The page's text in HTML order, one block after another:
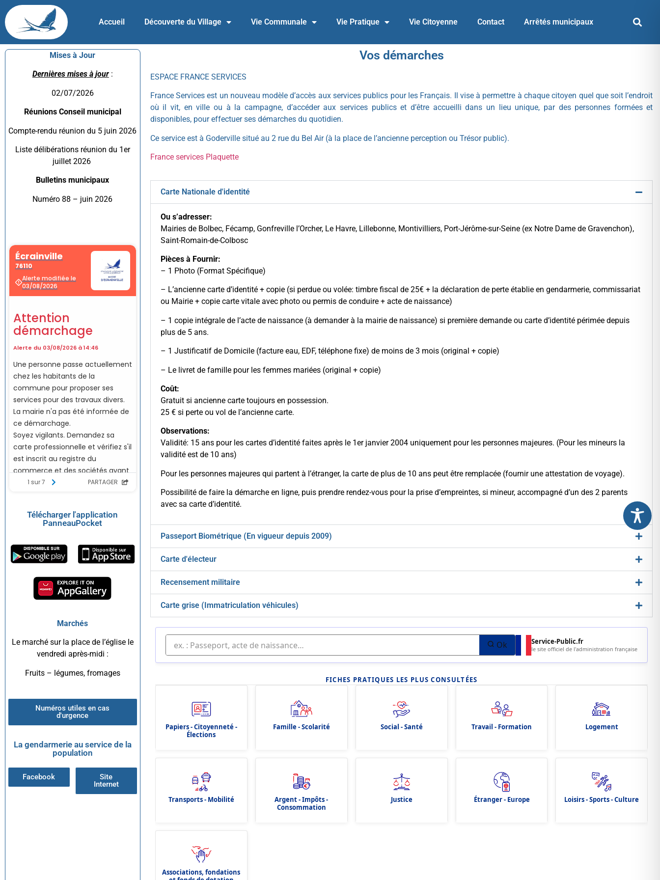
Accueil Découverte du Village Vie Communale Vie Pratique Vie Citoyenne Contact Arrêtés municipaux
Mises à Jour
Dernières mises à jour:
02/07/2026
Réunions Conseil municipal
Compte-rendu réunion du 5 juin 2026
Liste délibérations réunion du 1er
juillet 2026
Bulletins municipaux
Numéro 88 – juin 2026
Télécharger l'application
PanneauPocket
Marchés
Le marché sur la place de l’église le
vendredi après-midi :
Fruits – légumes, fromages
Numéros utiles en cas
d'urgence
La gendarmerie au service de la
population
Facebook
Site
Internet
Vos démarches
ESPACE FRANCE SERVICES
France Services est un nouveau modèle d’accès aux services publics pour les Français. Il vise à permettre à chaque citoyen quel que soit l’endroit
où il vit, en ville ou à la campagne, d’accéder aux services publics et d’être accueilli dans un lieu unique, par des personnes formées et
disponibles, pour effectuer ses démarches du quotidien.
Ce service est à Goderville situé au 2 rue du Bel Air (à la place de l’ancienne perception ou Trésor public).
France services Plaquette
Carte Nationale d'identité
Ou s’adresser:
Mairies de Bolbec, Fécamp, Gonfreville l’Orcher, Le Havre, Lillebonne, Montivilliers, Port-Jérôme-sur-Seine (ex Notre Dame de Gravenchon),
Saint-Romain-de-Colbosc
Pièces à Fournir:
– 1 Photo (Format Spécifique)
– L’ancienne carte d’identité + copie (si perdue ou volée: timbre fiscal de 25€ + la déclaration de perte établie en gendarmerie, commissariat
ou Mairie + copie carte vitale avec photo ou permis de conduire + acte de naissance)
– 1 copie intégrale de l’acte de naissance (à demander à la mairie de naissance) si première demande ou carte d’identité périmée depuis
plus de 5 ans.
– 1 Justificatif de Domicile (facture eau, EDF, téléphone fixe) de moins de 3 mois (original + copie)
– Le livret de famille pour les femmes mariées (original + copie)
Coût:
Gratuit si ancienne carte toujours en possession.
25 € si perte ou vol de l’ancienne carte.
Observations:
Validité: 15 ans pour les cartes d’identité faites après le 1er janvier 2004 uniquement pour les personnes majeures. (Pour les mineurs la
validité est de 10 ans)
Pour les personnes majeures qui partent à l’étranger, la carte de plus de 10 ans peut être remplacée (fournir une attestation de voyage).
Possibilité de faire la démarche en ligne, puis prendre rendez-vous pour la prise d’empreintes, si mineur, accompagné d’un des 2 parents
avec sa carte d’identité.
Passeport Biométrique (En vigueur depuis 2009)
Carte d'électeur
Recensement militaire
Carte grise (Immatriculation véhicules)
Ok Service-Public.fr
le site officiel de l'administration française
FICHES PRATIQUES LES PLUS CONSULTÉES
Papiers - Citoyenneté -
Élections
Famille - Scolarité Social - Santé Travail - Formation Logement
Transports - Mobilité
Argent - Impôts -
Consommation
Justice Étranger - Europe Loisirs - Sports - Culture
Associations, fondations